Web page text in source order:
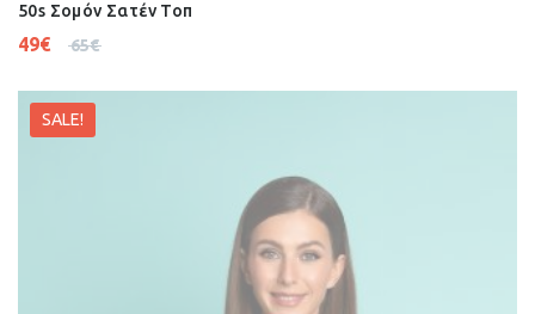
50s Σομόν Σατέν Τοπ
65€
49€
SALE!